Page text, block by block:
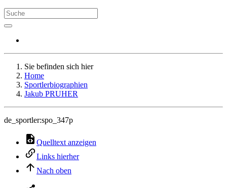
Sie befinden sich hier
Home
Sportlerbiographien
Jakub PRUHER
de_sportler:spo_347p
Quelltext anzeigen
Links hierher
Nach oben